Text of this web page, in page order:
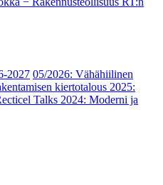
2027 05/2026: Vähähiilinen
kiertotalous 2025:
Talks 2024: Moderni ja